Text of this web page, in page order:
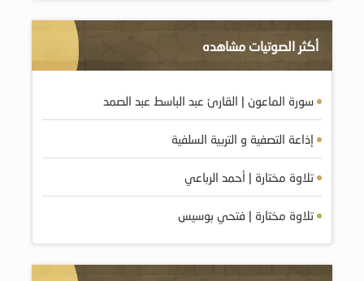
أكثر الصوتيات مشاهده
سورة الماعون | القارئ عبد الباسط عبد الصمد
إذاعة التصفية و التربية السلفية
تلاوة مختارة | أحمد الرباعي
تلاوة مختارة | فتحي بوسيس